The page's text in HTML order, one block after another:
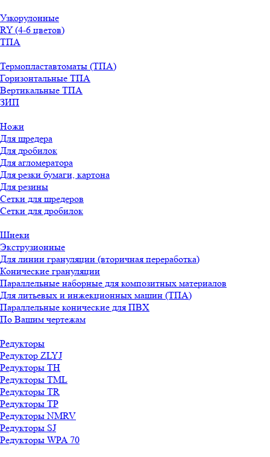
Узкорулонные
RY (4-6 цветов)
ТПА
Термопластавтоматы (ТПА)
Горизонтальные ТПА
Вертикальные ТПА
ЗИП
Ножи
Для шредера
Для дробилок
Для агломератора
Для резки бумаги, картона
Для резины
Сетки для шредеров
Сетки для дробилок
Шнеки
Экструзионные
Для линии грануляции (вторичная переработка)
Конические грануляции
Параллельные наборные для композитных материалов
Для литьевых и инжекционных машин (ТПА)
Параллельные конические для ПВХ
По Вашим чертежам
Редукторы
Редуктор ZLYJ
Редукторы TH
Редукторы TML
Редукторы TR
Редукторы TP
Редукторы NMRV
Редукторы SJ
Редукторы WPA 70